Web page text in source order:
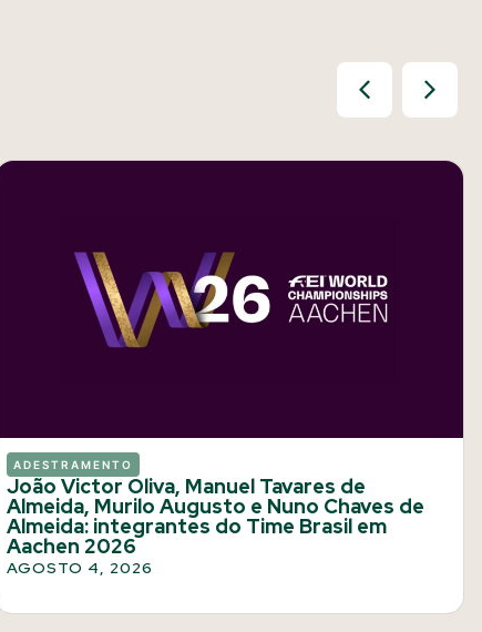
ADESTRAMENTO
João Victor Oliva, Manuel Tavares de
Almeida, Murilo Augusto e Nuno Chaves de
Almeida: integrantes do Time Brasil em
Aachen 2026
AGOSTO 4, 2026